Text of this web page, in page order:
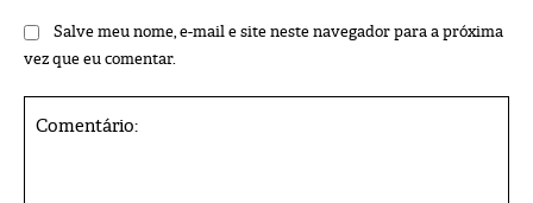
Salve meu nome, e-mail e site neste navegador para a próxima
vez que eu comentar.